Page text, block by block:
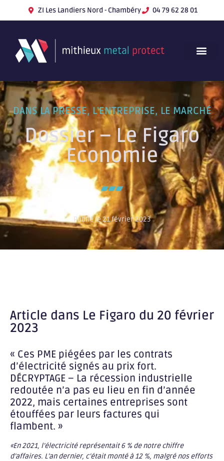
ZI Les Landiers Nord - Chambéry 04 79 62 28 01
DANS LA PRESSE, L'ENTREPRISE, LE MARCHÉ
Dossier – Le Figaro
Economie
Publié le 21 février 2023
Article dans Le Figaro du 20 février
2023
« Ces PME piégées par les contrats
d’électricité signés au prix fort.
DÉCRYPTAGE – La récession industrielle
redoutée n’a pas eu lieu en fin d’année
2022, mais certaines entreprises sont
étouffées par leurs factures qui
flambent. »
«En 2021, l’électricité représentait 6 % de notre chiffre
d’affaires. L’an dernier, c’était monté à 12 %, malgré nos efforts